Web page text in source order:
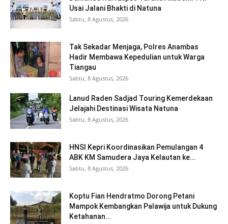
Usai Jalani Bhakti di Natuna
Sabtu, 8 Agustus, 2026
Tak Sekadar Menjaga, Polres Anambas
Hadir Membawa Kepedulian untuk Warga
Tiangau
Sabtu, 8 Agustus, 2026
Lanud Raden Sadjad Touring Kemerdekaan
Jelajahi Destinasi Wisata Natuna
Sabtu, 8 Agustus, 2026
HNSI Kepri Koordinasikan Pemulangan 4
ABK KM Samudera Jaya Kelautan ke...
Sabtu, 8 Agustus, 2026
Koptu Fian Hendratmo Dorong Petani
Mampok Kembangkan Palawija untuk Dukung
Ketahanan...